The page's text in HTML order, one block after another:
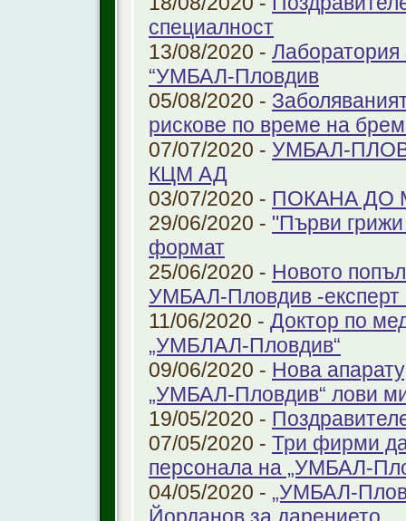
специалност
13/08/2020 - Лаборатория
“УМБАЛ-Пловдив
05/08/2020 -
рискове по време на
07/07/2020 - УМБАЛ-
КЦМ АД
03/07/2020 - ПОКАНА ДО
29/06/2020 - "Първи
формат
25/06/2020 - Новото
УМБАЛ-Пловдив -експерт
11/06/2020 - Доктор по
„УМБЛАЛ-Пловдив“
09/06/2020 - Нова
„УМБАЛ-Пловдив“ лови
19/05/2020 -
07/05/2020 - Три фирми
персонала на „УМБАЛ-
04/05/2020 - „УМБАЛ-